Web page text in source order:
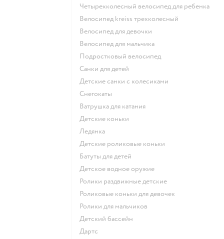
Четырехколесный велосипед для ребенка
Велосипед kreiss трехколесный
Велосипед для девочки
Велосипед для мальчика
Подростковый велосипед
Санки для детей
Детские санки с колесиками
Снегокаты
Ватрушка для катания
Детские коньки
Ледянка
Детские роликовые коньки
Батуты для детей
Детское водное оружие
Ролики раздвижные детские
Роликовые коньки для девочек
Ролики для мальчиков
Детский бассейн
Дартс